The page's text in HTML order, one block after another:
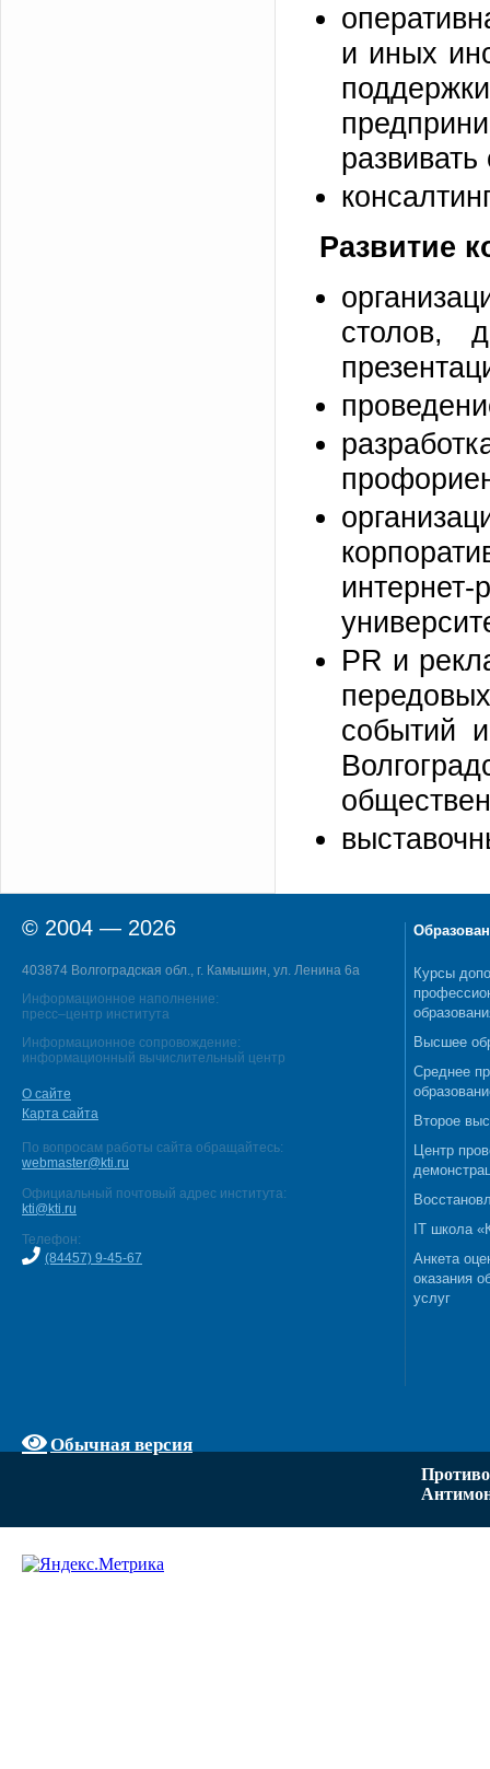
и иных
Развитие
столов,
PR и
событий
© 2004 — 2026
403874 Волгоградская обл., г. Камышин, ул. Ленина 6а
Информационное наполнение:
пресс–центр института
Информационное сопровождение:
информационный вычислительный центр
О сайте
Карта сайта
По вопросам работы сайта обращайтесь:
webmaster@kti.ru
Официальный почтовый адрес института:
kti@kti.ru
Телефон:
(84457) 9-45-67
Обычная версия
Курсы
Высшее
Среднее
Второе
Центр
IT школа
Анкета
оказания
услуг